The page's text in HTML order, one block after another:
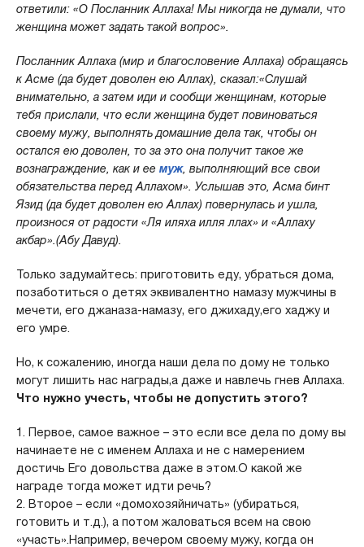
ответили: «О Посланник Аллаха! Мы никогда не думали, что
женщина может задать такой вопрос».
Посланник Аллаха (мир и благословение Аллаха) обращаясь
к Асме (да будет доволен ею Аллах), сказал:«Слушай
внимательно, а затем иди и сообщи женщинам, которые
тебя прислали, что если женщина будет повиноваться
своему мужу, выполнять домашние дела так, чтобы он
остался ею доволен, то за это она получит такое же
вознаграждение, как и ее муж, выполняющий все свои
обязательства перед Аллахом». Услышав это, Асма бинт
Язид (да будет доволен ею Аллах) повернулась и ушла,
произнося от радости «Ля иляха илля ллах» и «Аллаху
акбар».(Абу Давуд).
Только задумайтесь: приготовить еду, убраться дома,
позаботиться о детях эквивалентно намазу мужчины в
мечети, его джаназа-намазу, его джихаду,его хаджу и
его умре.
Но, к сожалению, иногда наши дела по дому не только
могут лишить нас награды,а даже и навлечь гнев Аллаха.
Что нужно учесть, чтобы не допустить этого?
1. Первое, самое важное – это если все дела по дому вы
начинаете не с именем Аллаха и не с намерением
достичь Его довольства даже в этом.О какой же
награде тогда может идти речь?
2. Второе – если «домохозяйничать» (убираться,
готовить и т.д.), а потом жаловаться всем на свою
«участь».Например, вечером своему мужу, когда он